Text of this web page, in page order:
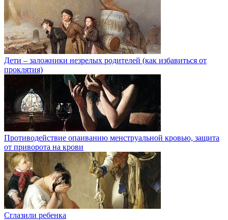
Дети – заложники незрелых родителей (как избавиться от
проклятия)
Противодействие опаиванию менструальной кровью, защита
от приворота на крови
Сглазили ребенка